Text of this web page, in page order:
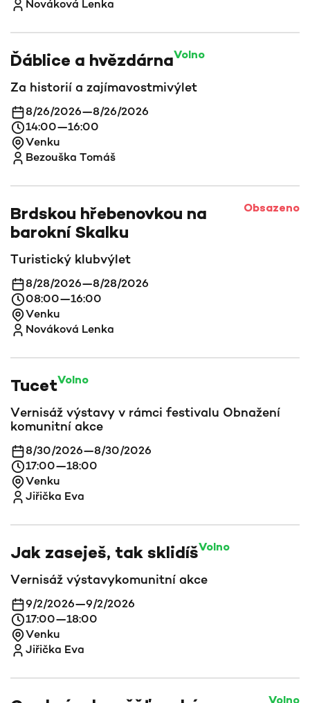
Nováková Lenka
Ďáblice a hvězdárnaVolno
Za historií a zajímavostmivýlet
8/26/2026—8/26/2026
14:00—16:00
Venku
Bezouška Tomáš
Brdskou hřebenovkou na
barokní Skalku
Obsazeno
Turistický klubvýlet
8/28/2026—8/28/2026
08:00—16:00
Venku
Nováková Lenka
TucetVolno
Vernisáž výstavy v rámci festivalu Obnažení
komunitní akce
8/30/2026—8/30/2026
17:00—18:00
Venku
Jiřička Eva
Jak zaseješ, tak sklidíšVolno
Vernisáž výstavykomunitní akce
9/2/2026—9/2/2026
17:00—18:00
Venku
Jiřička Eva